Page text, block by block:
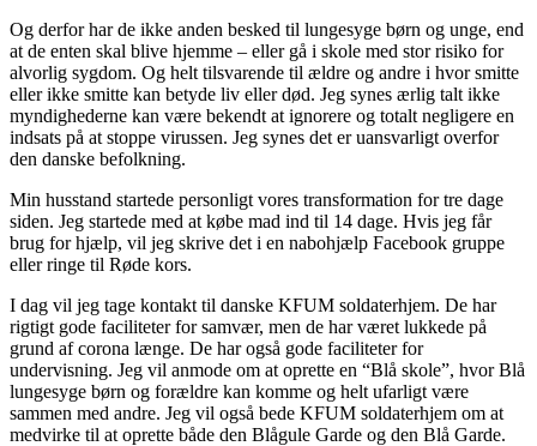
Og derfor har de ikke anden besked til lungesyge børn og unge, end
at de enten skal blive hjemme – eller gå i skole med stor risiko for
alvorlig sygdom. Og helt tilsvarende til ældre og andre i hvor smitte
eller ikke smitte kan betyde liv eller død. Jeg synes ærlig talt ikke
myndighederne kan være bekendt at ignorere og totalt negligere en
indsats på at stoppe virussen. Jeg synes det er uansvarligt overfor
den danske befolkning.
Min husstand startede personligt vores transformation for tre dage
siden. Jeg startede med at købe mad ind til 14 dage. Hvis jeg får
brug for hjælp, vil jeg skrive det i en nabohjælp Facebook gruppe
eller ringe til Røde kors.
I dag vil jeg tage kontakt til danske KFUM soldaterhjem. De har
rigtigt gode faciliteter for samvær, men de har været lukkede på
grund af corona længe. De har også gode faciliteter for
undervisning. Jeg vil anmode om at oprette en “Blå skole”, hvor Blå
lungesyge børn og forældre kan komme og helt ufarligt være
sammen med andre. Jeg vil også bede KFUM soldaterhjem om at
medvirke til at oprette både den Blågule Garde og den Blå Garde.